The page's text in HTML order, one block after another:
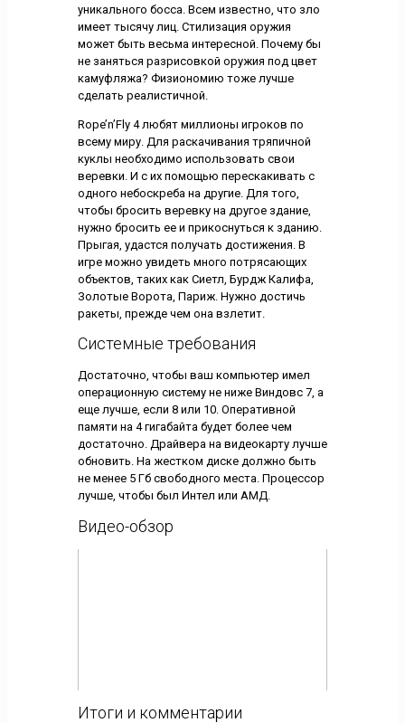
уникального босса. Всем известно, что зло
имеет тысячу лиц. Стилизация оружия
может быть весьма интересной. Почему бы
не заняться разрисовкой оружия под цвет
камуфляжа? Физиономию тоже лучше
сделать реалистичной.
Rope’n’Fly 4 любят миллионы игроков по
всему миру. Для раскачивания тряпичной
куклы необходимо использовать свои
веревки. И с их помощью перескакивать с
одного небоскреба на другие. Для того,
чтобы бросить веревку на другое здание,
нужно бросить ее и прикоснуться к зданию.
Прыгая, удастся получать достижения. В
игре можно увидеть много потрясающих
объектов, таких как Сиетл, Бурдж Калифа,
Золотые Ворота, Париж. Нужно достичь
ракеты, прежде чем она взлетит.
Системные требования
Достаточно, чтобы ваш компьютер имел
операционную систему не ниже Виндовс 7, а
еще лучше, если 8 или 10. Оперативной
памяти на 4 гигабайта будет более чем
достаточно. Драйвера на видеокарту лучше
обновить. На жестком диске должно быть
не менее 5 Гб свободного места. Процессор
лучше, чтобы был Интел или АМД.
Видео-обзор
Итоги и комментарии